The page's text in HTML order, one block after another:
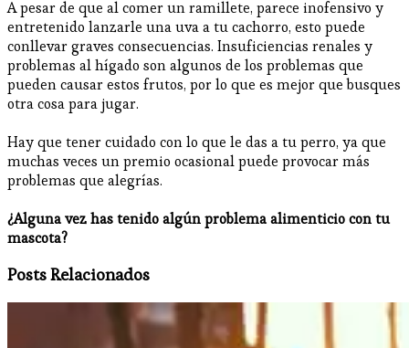
A pesar de que al comer un ramillete, parece inofensivo y
entretenido lanzarle una uva a tu cachorro, esto puede
conllevar graves consecuencias. Insuficiencias renales y
problemas al hígado son algunos de los problemas que
pueden causar estos frutos, por lo que es mejor que busques
otra cosa para jugar.
Hay que tener cuidado con lo que le das a tu perro, ya que
muchas veces un premio ocasional puede provocar más
problemas que alegrías.
¿Alguna vez has tenido algún problema alimenticio con tu
mascota?
Posts Relacionados